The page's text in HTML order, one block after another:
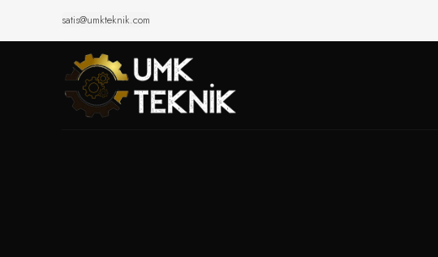
satis@umkteknik.com